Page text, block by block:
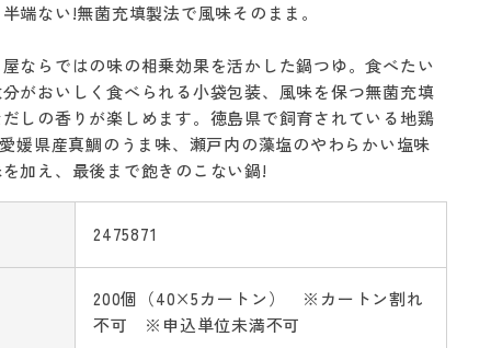
端ない!無菌充填製法で風味そのまま。
ならではの味の相乗効果を活かした鍋つゆ。食べたい
がおいしく食べられる小袋包装、風味を保つ無菌充填
しの香りが楽しめます。徳島県で飼育されている地鶏
媛県産真鯛のうま味、瀬戸内の藻塩のやわらかい塩味
加え、最後まで飽きのこない鍋!
2475871
200個（40×5カートン） ※カートン割れ
不可 ※申込単位未満不可